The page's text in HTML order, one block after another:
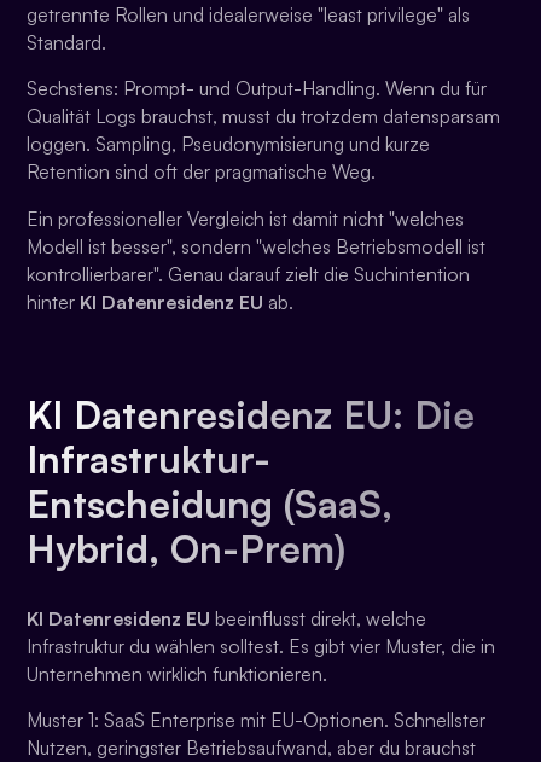
getrennte Rollen und idealerweise "least privilege" als
Standard.
Sechstens: Prompt- und Output-Handling. Wenn du für
Qualität Logs brauchst, musst du trotzdem datensparsam
loggen. Sampling, Pseudonymisierung und kurze
Retention sind oft der pragmatische Weg.
Ein professioneller Vergleich ist damit nicht "welches
Modell ist besser", sondern "welches Betriebsmodell ist
kontrollierbarer". Genau darauf zielt die Suchintention
hinter KI Datenresidenz EU ab.
KI Datenresidenz EU: Die
Infrastruktur-
Entscheidung (SaaS,
Hybrid, On-Prem)
KI Datenresidenz EU beeinflusst direkt, welche
Infrastruktur du wählen solltest. Es gibt vier Muster, die in
Unternehmen wirklich funktionieren.
Muster 1: SaaS Enterprise mit EU-Optionen. Schnellster
Nutzen, geringster Betriebsaufwand, aber du brauchst